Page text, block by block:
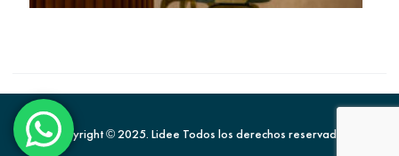
Copyright © 2025. Lidee Todos los derechos reservados